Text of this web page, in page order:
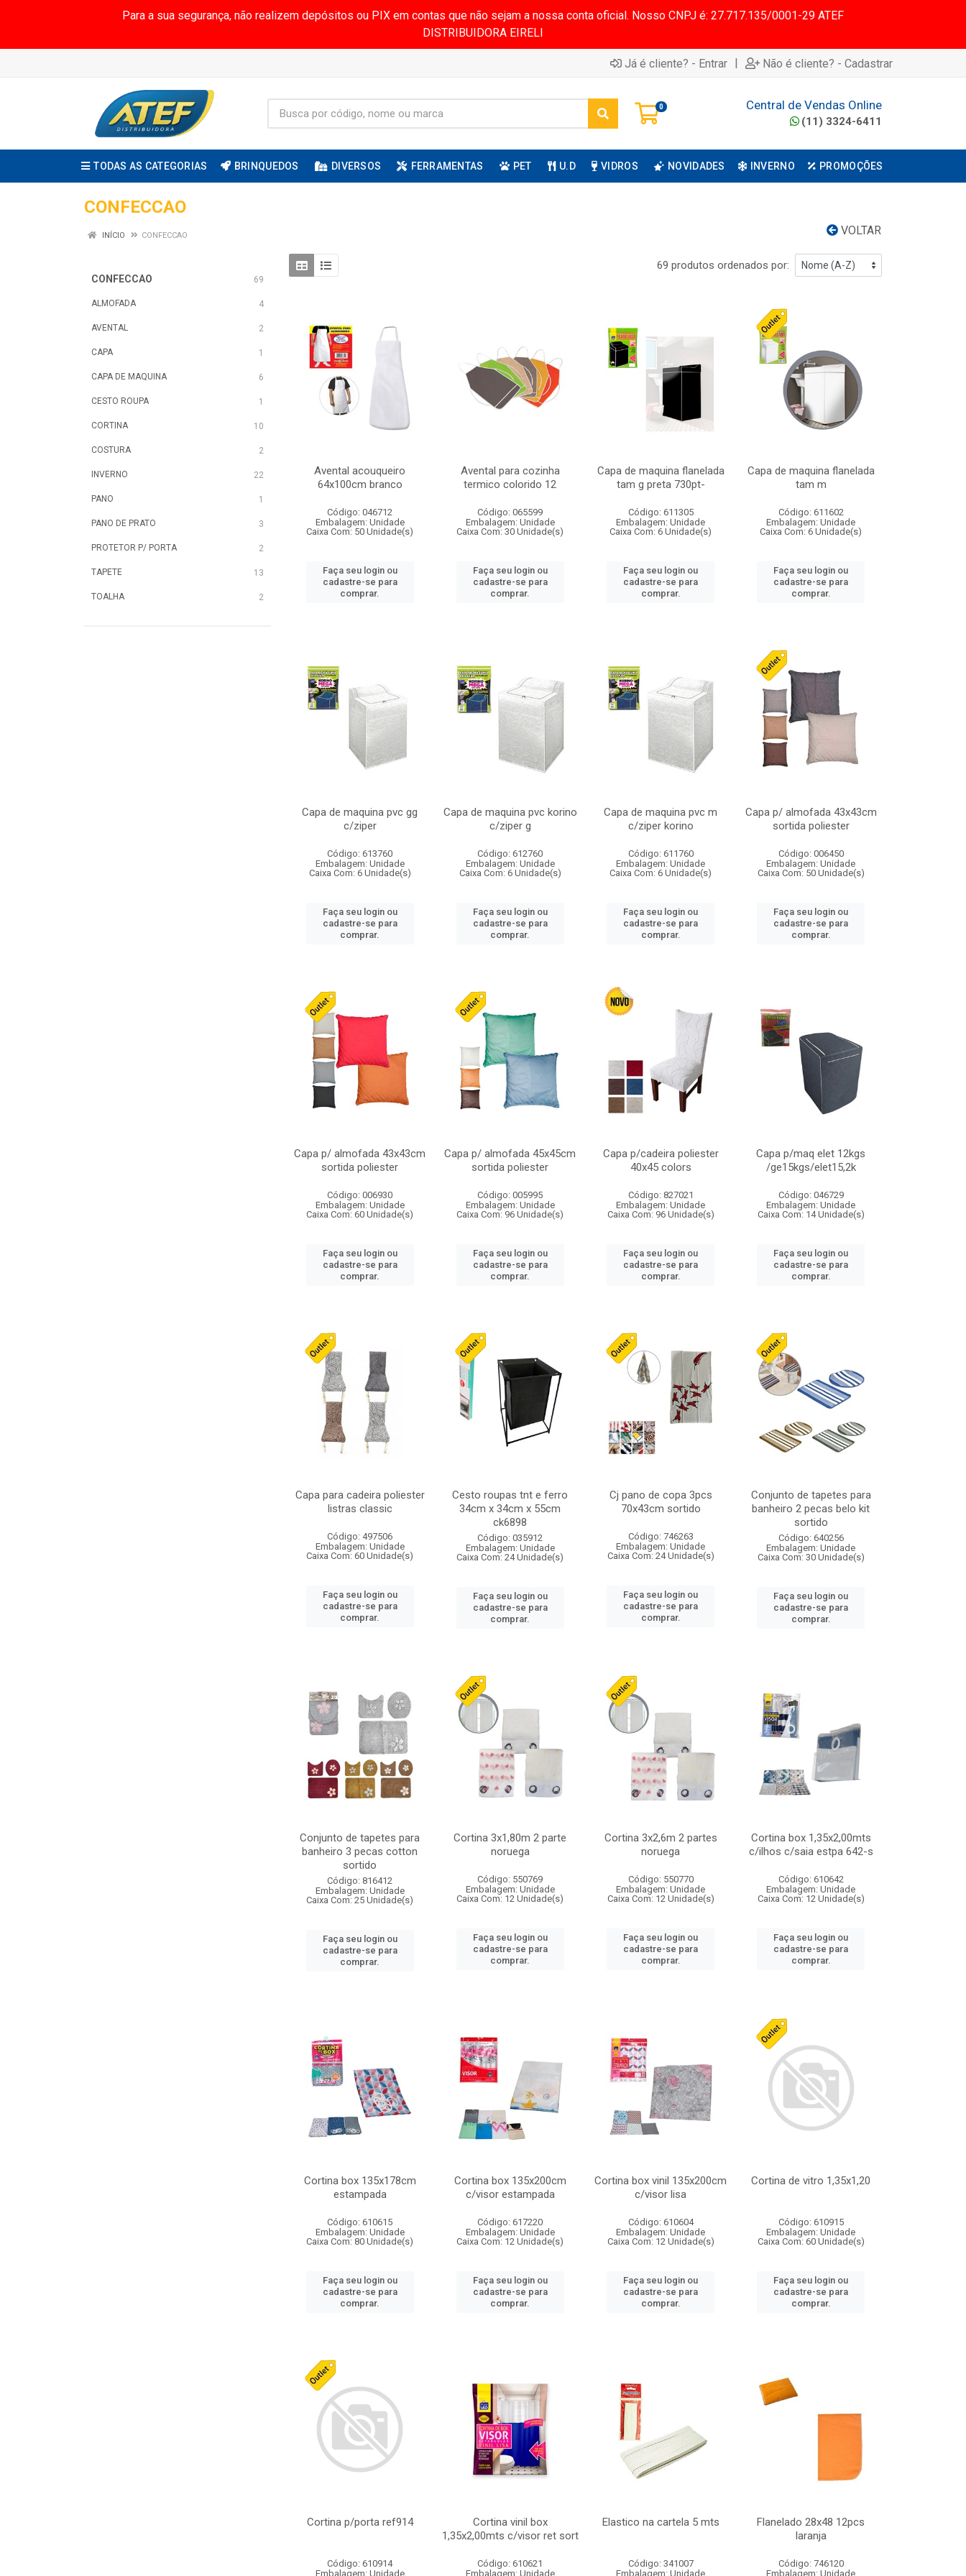
Para a sua segurança, não realizem depósitos ou PIX em contas que não sejam a nossa conta oficial. Nosso CNPJ é: 27.717.135/0001-29 ATEF
DISTRIBUIDORA EIRELI
Já é cliente? - Entrar | Não é cliente? - Cadastrar
0 Central de Vendas Online
(11) 3324-6411
TODAS AS CATEGORIAS BRINQUEDOS DIVERSOS FERRAMENTAS PET U.D VIDROS NOVIDADES INVERNO PROMOÇÕES
CONFECCAO
VOLTAR
INÍCIO CONFECCAO
CONFECCAO 69
ALMOFADA 4
AVENTAL 2
CAPA 1
CAPA DE MAQUINA 6
CESTO ROUPA 1
CORTINA 10
COSTURA 2
INVERNO 22
PANO 1
PANO DE PRATO 3
PROTETOR P/ PORTA 2
TAPETE 13
TOALHA 2
69 produtos ordenados por:
Avental acouqueiro
64x100cm branco
Código: 046712
Embalagem: Unidade
Caixa Com: 50 Unidade(s)
Faça seu login ou
cadastre-se para
comprar.
Avental para cozinha
termico colorido 12
Código: 065599
Embalagem: Unidade
Caixa Com: 30 Unidade(s)
Faça seu login ou
cadastre-se para
comprar.
Capa de maquina flanelada
tam g preta 730pt-
Código: 611305
Embalagem: Unidade
Caixa Com: 6 Unidade(s)
Faça seu login ou
cadastre-se para
comprar.
Capa de maquina flanelada
tam m
Código: 611602
Embalagem: Unidade
Caixa Com: 6 Unidade(s)
Faça seu login ou
cadastre-se para
comprar.
Capa de maquina pvc gg
c/ziper
Código: 613760
Embalagem: Unidade
Caixa Com: 6 Unidade(s)
Faça seu login ou
cadastre-se para
comprar.
Capa de maquina pvc korino
c/ziper g
Código: 612760
Embalagem: Unidade
Caixa Com: 6 Unidade(s)
Faça seu login ou
cadastre-se para
comprar.
Capa de maquina pvc m
c/ziper korino
Código: 611760
Embalagem: Unidade
Caixa Com: 6 Unidade(s)
Faça seu login ou
cadastre-se para
comprar.
Capa p/ almofada 43x43cm
sortida poliester
Código: 006450
Embalagem: Unidade
Caixa Com: 50 Unidade(s)
Faça seu login ou
cadastre-se para
comprar.
Capa p/ almofada 43x43cm
sortida poliester
Código: 006930
Embalagem: Unidade
Caixa Com: 60 Unidade(s)
Faça seu login ou
cadastre-se para
comprar.
Capa p/ almofada 45x45cm
sortida poliester
Código: 005995
Embalagem: Unidade
Caixa Com: 96 Unidade(s)
Faça seu login ou
cadastre-se para
comprar.
Capa p/cadeira poliester
40x45 colors
Código: 827021
Embalagem: Unidade
Caixa Com: 96 Unidade(s)
Faça seu login ou
cadastre-se para
comprar.
Capa p/maq elet 12kgs
/ge15kgs/elet15,2k
Código: 046729
Embalagem: Unidade
Caixa Com: 14 Unidade(s)
Faça seu login ou
cadastre-se para
comprar.
Capa para cadeira poliester
listras classic
Código: 497506
Embalagem: Unidade
Caixa Com: 60 Unidade(s)
Faça seu login ou
cadastre-se para
comprar.
Cesto roupas tnt e ferro
34cm x 34cm x 55cm
ck6898
Código: 035912
Embalagem: Unidade
Caixa Com: 24 Unidade(s)
Faça seu login ou
cadastre-se para
comprar.
Cj pano de copa 3pcs
70x43cm sortido
Código: 746263
Embalagem: Unidade
Caixa Com: 24 Unidade(s)
Faça seu login ou
cadastre-se para
comprar.
Conjunto de tapetes para
banheiro 2 pecas belo kit
sortido
Código: 640256
Embalagem: Unidade
Caixa Com: 30 Unidade(s)
Faça seu login ou
cadastre-se para
comprar.
Conjunto de tapetes para
banheiro 3 pecas cotton
sortido
Código: 816412
Embalagem: Unidade
Caixa Com: 25 Unidade(s)
Faça seu login ou
cadastre-se para
comprar.
Cortina 3x1,80m 2 parte
noruega
Código: 550769
Embalagem: Unidade
Caixa Com: 12 Unidade(s)
Faça seu login ou
cadastre-se para
comprar.
Cortina 3x2,6m 2 partes
noruega
Código: 550770
Embalagem: Unidade
Caixa Com: 12 Unidade(s)
Faça seu login ou
cadastre-se para
comprar.
Cortina box 1,35x2,00mts
c/ilhos c/saia estpa 642-s
Código: 610642
Embalagem: Unidade
Caixa Com: 12 Unidade(s)
Faça seu login ou
cadastre-se para
comprar.
Cortina box 135x178cm
estampada
Código: 610615
Embalagem: Unidade
Caixa Com: 80 Unidade(s)
Faça seu login ou
cadastre-se para
comprar.
Cortina box 135x200cm
c/visor estampada
Código: 617220
Embalagem: Unidade
Caixa Com: 12 Unidade(s)
Faça seu login ou
cadastre-se para
comprar.
Cortina box vinil 135x200cm
c/visor lisa
Código: 610604
Embalagem: Unidade
Caixa Com: 12 Unidade(s)
Faça seu login ou
cadastre-se para
comprar.
Cortina de vitro 1,35x1,20
Código: 610915
Embalagem: Unidade
Caixa Com: 60 Unidade(s)
Faça seu login ou
cadastre-se para
comprar.
Cortina p/porta ref914
Código: 610914
Embalagem: Unidade
Cortina vinil box
1,35x2,00mts c/visor ret sort
Código: 610621
Embalagem: Unidade
Elastico na cartela 5 mts
Código: 341007
Embalagem: Unidade
Flanelado 28x48 12pcs
laranja
Código: 746120
Embalagem: Unidade